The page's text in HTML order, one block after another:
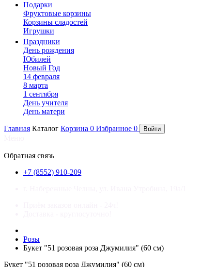
Подарки
Фруктовые корзины
Корзины сладостей
Игрушки
Праздники
День рождения
Юбилей
Новый Год
14 февраля
8 марта
1 сентября
День учителя
День матери
Главная Каталог Корзина 0 Избранное 0 Войти
Обратная связь
+7 (8552) 910-209
Розы
Букет "51 розовая роза Джумилия" (60 см)
Букет "51 розовая роза Джумилия" (60 см)